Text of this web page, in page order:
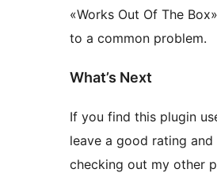
«Works Out Of The
to a common problem.
What’s Next
If you find this plugin
leave a good rating and
checking out my other